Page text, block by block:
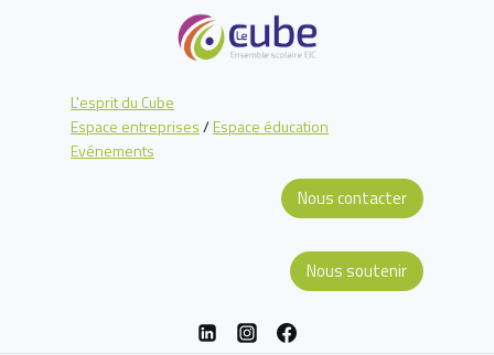
L'esprit du Cube
Espace entreprises/Espace éducation
Evénements
Nous contacter
Nous soutenir